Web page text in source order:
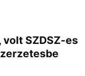
SZDSZ-es